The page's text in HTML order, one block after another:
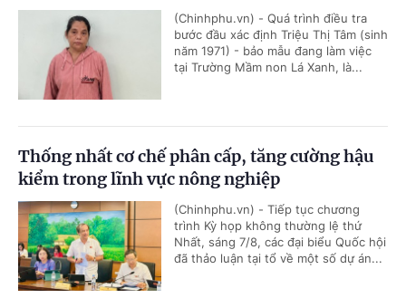
(Chinhphu.vn) - Quá trình điều tra
bước đầu xác định Triệu Thị Tâm (sinh
năm 1971) - bảo mẫu đang làm việc
tại Trường Mầm non Lá Xanh, là...
Thống nhất cơ chế phân cấp, tăng cường hậu
kiểm trong lĩnh vực nông nghiệp
(Chinhphu.vn) - Tiếp tục chương
trình Kỳ họp không thường lệ thứ
Nhất, sáng 7/8, các đại biểu Quốc hội
đã thảo luận tại tổ về một số dự án...